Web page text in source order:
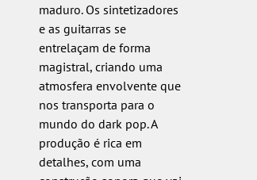
maduro. Os sintetizadores
e as guitarras se
entrelaçam de forma
magistral, criando uma
atmosfera envolvente que
nos transporta para o
mundo do dark pop. A
produção é rica em
detalhes, com uma